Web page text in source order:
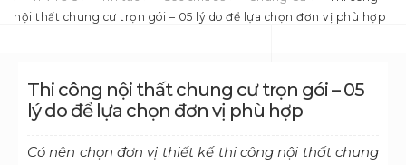
nội thất chung cư trọn gói – 05 lý do để lựa chọn đơn vị phù hợp
Thi công nội thất chung cư trọn gói – 05
lý do để lựa chọn đơn vị phù hợp
Có nên chọn đơn vị thiết kế thi công nội thất chung